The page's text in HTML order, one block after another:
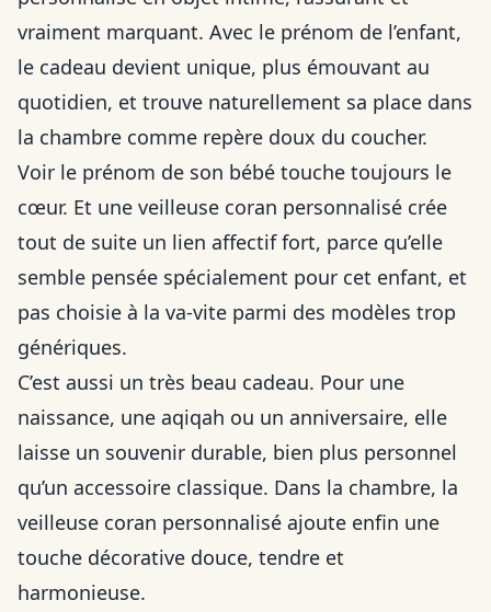
vraiment marquant. Avec le prénom de l’enfant,
le cadeau devient unique, plus émouvant au
quotidien, et trouve naturellement sa place dans
la chambre comme repère doux du coucher.
Voir le prénom de son bébé touche toujours le
cœur. Et une veilleuse coran personnalisé crée
tout de suite un lien affectif fort, parce qu’elle
semble pensée spécialement pour cet enfant, et
pas choisie à la va-vite parmi des modèles trop
génériques.
C’est aussi un très beau cadeau. Pour une
naissance, une aqiqah ou un anniversaire, elle
laisse un souvenir durable, bien plus personnel
qu’un accessoire classique. Dans la chambre, la
veilleuse coran personnalisé ajoute enfin une
touche décorative douce, tendre et
harmonieuse.